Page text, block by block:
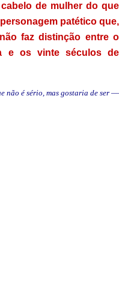
de mulher do que
patético que,
faz distinção entre o
e os vinte séculos de
não é sério, mas gostaria de ser —